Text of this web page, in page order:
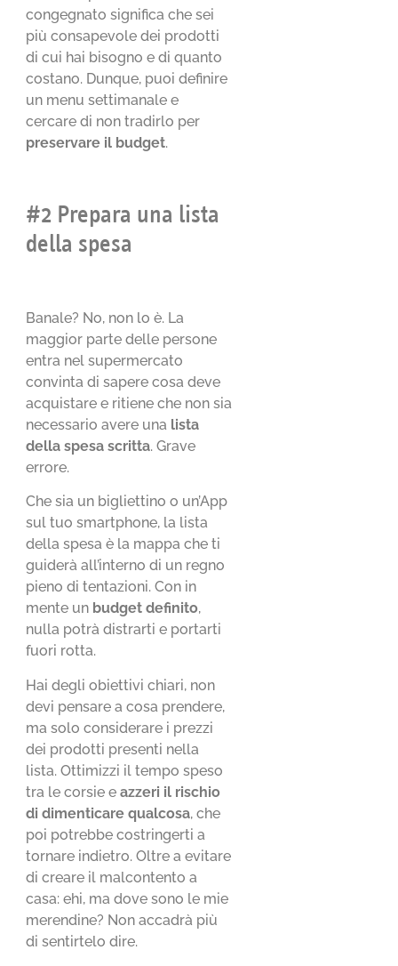
congegnato significa che sei
più consapevole dei prodotti
di cui hai bisogno e di quanto
costano. Dunque, puoi definire
un menu settimanale e
cercare di non tradirlo per
preservare il budget.
#2 Prepara una lista
della spesa
Banale? No, non lo è. La
maggior parte delle persone
entra nel supermercato
convinta di sapere cosa deve
acquistare e ritiene che non sia
necessario avere una lista
della spesa scritta. Grave
errore.
Che sia un bigliettino o un’App
sul tuo smartphone, la lista
della spesa è la mappa che ti
guiderà all’interno di un regno
pieno di tentazioni. Con in
mente un budget definito,
nulla potrà distrarti e portarti
fuori rotta.
Hai degli obiettivi chiari, non
devi pensare a cosa prendere,
ma solo considerare i prezzi
dei prodotti presenti nella
lista. Ottimizzi il tempo speso
tra le corsie eazzeri il rischio
di dimenticare qualcosa, che
poi potrebbe costringerti a
tornare indietro. Oltre a evitare
di creare il malcontento a
casa: ehi, ma dove sono le mie
merendine? Non accadrà più
di sentirtelo dire.